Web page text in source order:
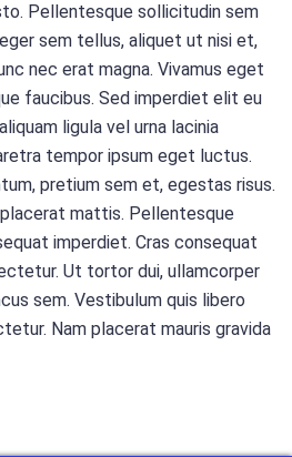
Pellentesque sollicitudin sem
sem tellus, aliquet ut nisi et,
nec erat magna. Vivamus eget
faucibus. Sed imperdiet elit eu
ligula vel urna lacinia
tempor ipsum eget luctus.
pretium sem et, egestas risus.
mattis. Pellentesque
imperdiet. Cras consequat
Ut tortor dui, ullamcorper
sem. Vestibulum quis libero
Nam placerat mauris gravida